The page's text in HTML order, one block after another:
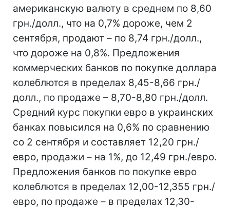
американскую валюту в среднем по 8,60
грн./долл., что на 0,7% дороже, чем 2
сентября, продают – по 8,74 грн./долл.,
что дороже на 0,8%. Предложения
коммерческих банков по покупке доллара
колеблются в пределах 8,45-8,66 грн./
долл., по продаже – 8,70-8,80 грн./долл.
Средний курс покупки евро в украинских
банках повысился на 0,6% по сравнению
со 2 сентября и составляет 12,20 грн./
евро, продажи – на 1%, до 12,49 грн./евро.
Предложения банков по покупке евро
колеблются в пределах 12,00-12,355 грн./
евро, по продаже – в пределах 12,30-